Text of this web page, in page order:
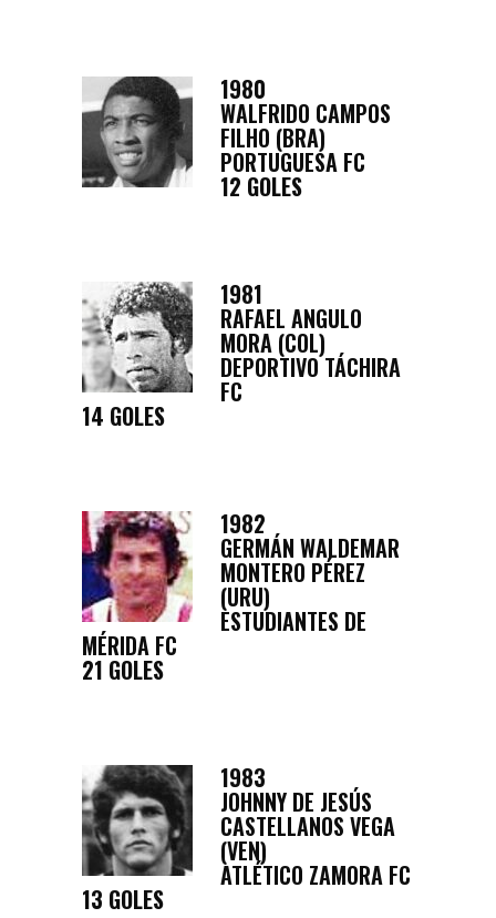
1980
WALFRIDO CAMPOS
FILHO (BRA)
PORTUGUESA FC
12 GOLES
1981
RAFAEL ANGULO
MORA (COL)
DEPORTIVO TÁCHIRA
FC
14 GOLES
1982
GERMÁN WALDEMAR
MONTERO PÉREZ
(URU)
ESTUDIANTES DE
MÉRIDA FC
21 GOLES
1983
JOHNNY DE JESÚS
CASTELLANOS VEGA
(VEN)
ATLÉTICO ZAMORA FC
13 GOLES